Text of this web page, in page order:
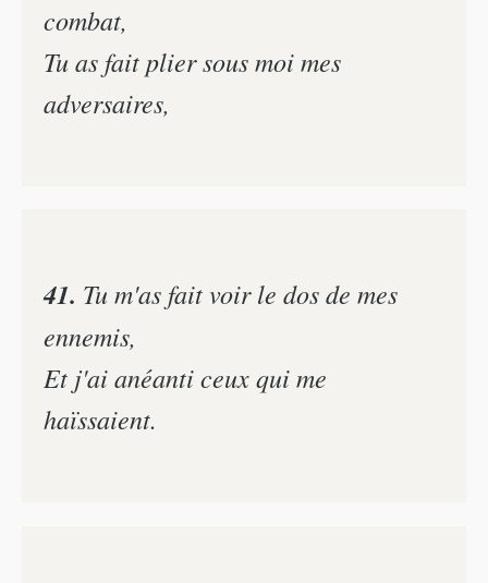
combat,
Tu as fait plier sous moi mes
adversaires,
41. Tu m'as fait voir le dos de mes
ennemis,
Et j'ai anéanti ceux qui me
haïssaient.